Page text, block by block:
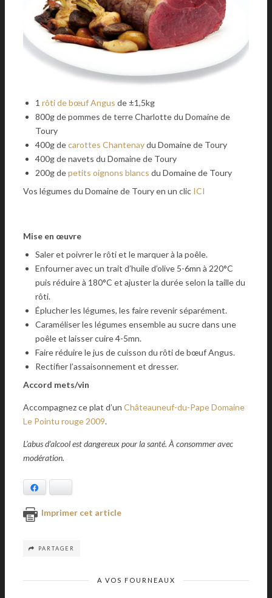
1 rôti de bœuf Angus de ±1,5kg
800g de pommes de terre Charlotte du Domaine de
Toury
400g decarottes Chantenaydu Domaine de Toury
400g de navets du Domaine de Toury
200g depetits oignons blancs du Domaine de Toury
Vos légumes du Domaine de Toury en un clic ICI
Mise en œuvre
Saler et poivrer le rôti et le marquer à la poêle.
Enfourner avec un trait d’huile d’olive 5-6mn à 220°C
puis réduire à 180°C et ajuster la durée selon la taille du
rôti.
Éplucher les légumes, les faire revenir séparément.
Caraméliser les légumes ensemble au sucre dans une
poêle et laisser cuire 4-5mn.
Faire réduire le jus de cuisson du rôti de bœuf Angus.
Rectifier l’assaisonnement et dresser.
Accord mets/vin
Accompagnez ce plat d’un Châteauneuf-du-Pape Domaine
Le Pointu rouge 2009.
L’abus d’alcool est dangereux pour la santé. À consommer avec
modération.
Imprimer cet article
PARTAGER
A VOS FOURNEAUX